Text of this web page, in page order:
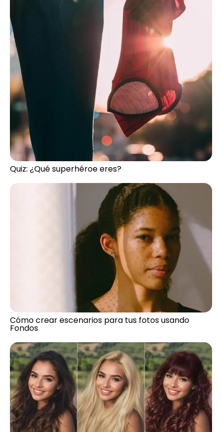
Quiz: ¿Qué superhéroe eres?
Cómo crear escenarios para tus fotos usando
Fondos